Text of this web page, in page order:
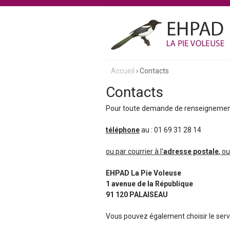
E
h
p
a
d
L
a
P
êtes
ici
Accueil ›Contacts
Contacts
Pour toute demande de
téléphoneau : 01 69 31 28 14
ou par courrier à l'adresse postale,
EHPAD La Pie Voleuse
1 avenue de la République
91 120 PALAISEAU
Vous pouvez également choisir le